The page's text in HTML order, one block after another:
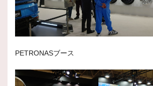
PETRONASブース